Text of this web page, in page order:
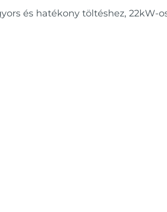
és hatékony töltéshez, 22kW-